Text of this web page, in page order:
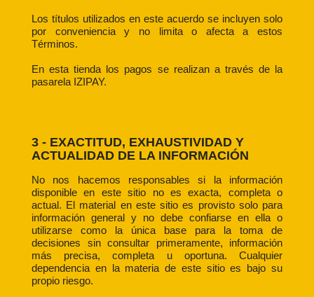
Los títulos utilizados en este acuerdo se incluyen solo
por conveniencia y no limita o afecta a estos
Términos.
En esta tienda los pagos se realizan a través de la
pasarela IZIPAY.
3 - EXACTITUD, EXHAUSTIVIDAD Y
ACTUALIDAD DE LA INFORMACIÓN
No nos hacemos responsables si la información
disponible en este sitio no es exacta, completa o
actual. El material en este sitio es provisto solo para
información general y no debe confiarse en ella o
utilizarse como la única base para la toma de
decisiones sin consultar primeramente, información
más precisa, completa u oportuna. Cualquier
dependencia en la materia de este sitio es bajo su
propio riesgo.